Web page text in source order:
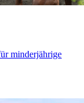
minderjährige